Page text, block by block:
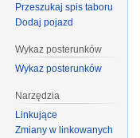
Przeszukaj spis taboru
Dodaj pojazd
Wykaz posterunków
Wykaz posterunków
Narzędzia
Linkujące
Zmiany w linkowanych